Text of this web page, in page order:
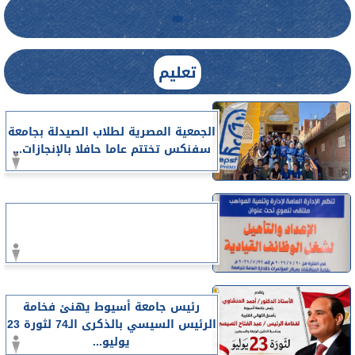
تعليم
الجمعية المصرية لطلاب الصيدلة بجامعة
سفنكس تختتم عاما حافلا بالإنجازات...
رئيس جامعة أسيوط يهنئ فخامة
الرئيس السيسي بالذكرى الـ74 لثورة 23
يوليو...